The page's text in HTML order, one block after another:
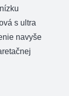
s ultra
navyše